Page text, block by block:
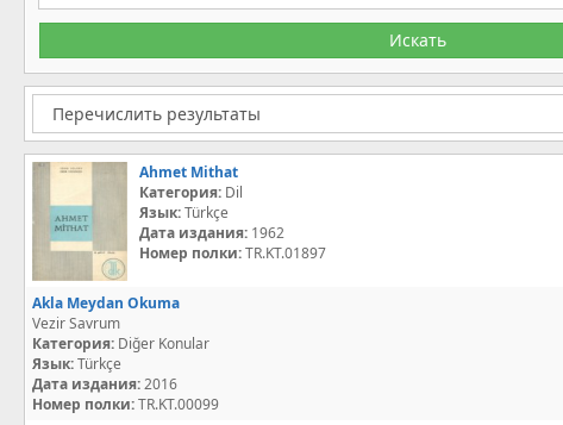
Ahmet Mithat
Категория: Dil
Язык:Türkçe
Дата издания: 1962
Номер полки:TR.KT.01897
Akla Meydan Okuma
Vezir Savrum
Категория: Diğer Konular
Язык:Türkçe
Дата издания:2016
Номер полки:TR.KT.00099